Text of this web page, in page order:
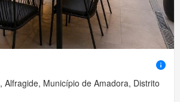
Alfragide, Município de Amadora, Distrito